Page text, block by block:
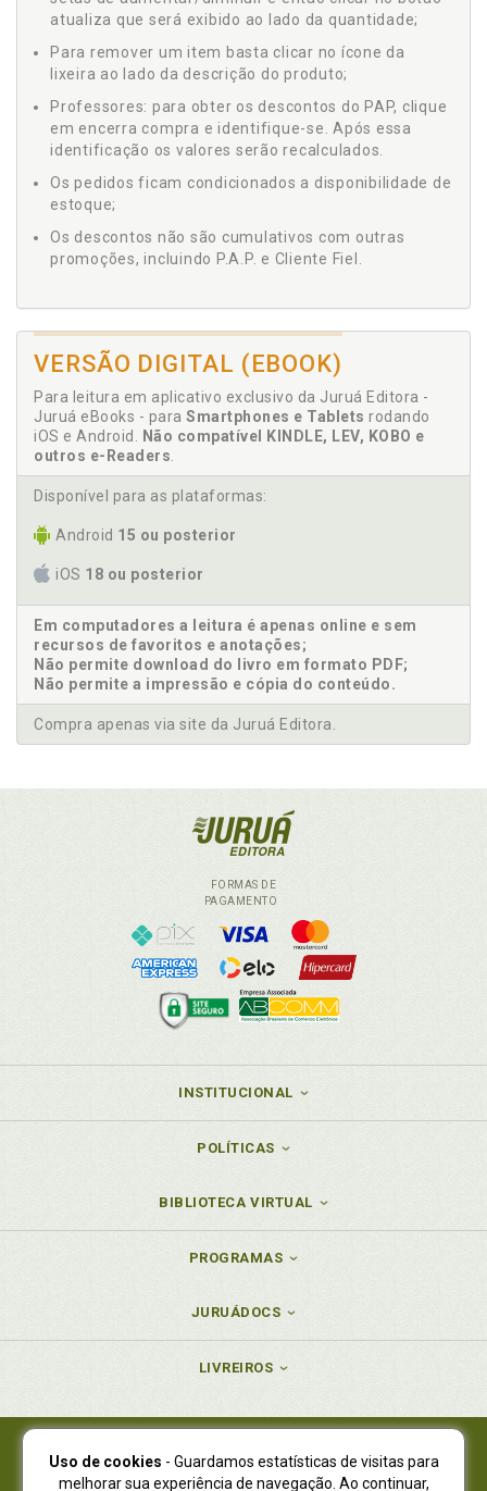
atualiza que será exibido ao lado da quantidade;
Para remover um item basta clicar no ícone da
lixeira ao lado da descrição do produto;
Professores: para obter os descontos do PAP, clique
em encerra compra e identifique-se. Após essa
identificação os valores serão recalculados.
Os pedidos ficam condicionados a disponibilidade de
estoque;
Os descontos não são cumulativos com outras
promoções, incluindo P.A.P. e Cliente Fiel.
VERSÃO DIGITAL (EBOOK)
Para leitura em aplicativo exclusivo da Juruá Editora -
Juruá eBooks - para Smartphones e Tablets rodando
iOS e Android.
Não compatível KINDLE, LEV, KOBO e
outros e-Readers
Disponível para as plataformas:
Android 15 ou posterior
iOS 18 ou posterior
Em computadores a leitura é apenas online e sem
recursos de favoritos e anotações;
Não permite download do livro em formato PDF;
Não permite a impressão e cópia do conteúdo.
Compra apenas via site da Juruá Editora.
FORMAS DE
PAGAMENTO
INSTITUCIONAL
POLÍTICAS
BIBLIOTECA VIRTUAL
PROGRAMAS
JURUÁDOCS
LIVREIROS
Juruá Editora Ltda., CNPJ 77.535.508/0001-19
Uso de cookies - Guardamos estatísticas de visitas para
melhorar sua experiência de navegação. Ao continuar,